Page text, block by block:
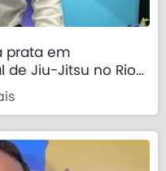
prata em
de Jiu-Jitsu no Rio